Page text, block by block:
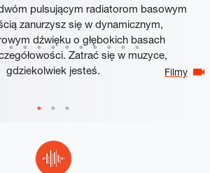
Filmy
pulsującym radiatorom basowym
zanurzysz się w dynamicznym,
dźwięku o głębokich basach
Zatrać się w muzyce,
gdziekolwiek jesteś.